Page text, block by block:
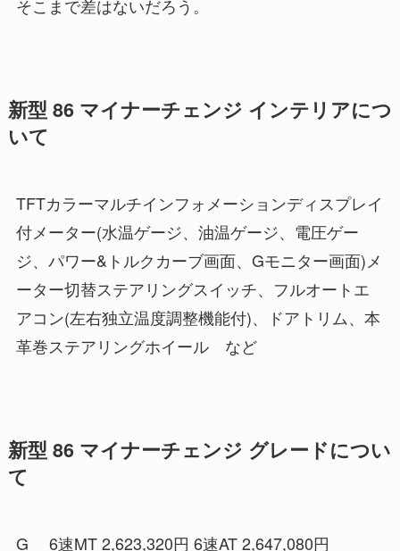
そこまで差はないだろう。
新型 86 マイナーチェンジ インテリアにつ
いて
TFTカラーマルチインフォメーションディスプレイ
付メーター(水温ゲージ、油温ゲージ、電圧ゲー
ジ、パワー&トルクカーブ画面、Gモニター画面)メ
ーター切替ステアリングスイッチ、フルオートエ
アコン(左右独立温度調整機能付)、ドアトリム、本
革巻ステアリングホイール など
新型 86 マイナーチェンジ グレードについ
て
G 6速MT 2,623,320円 6速AT 2,647,080円